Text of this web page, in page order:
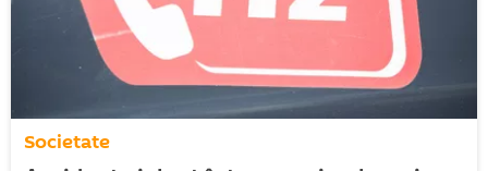
Societate